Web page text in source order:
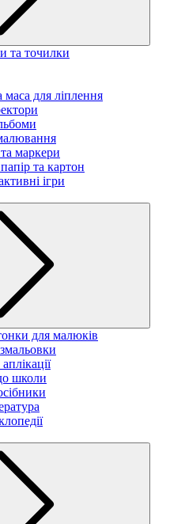
та точилки
маса для ліплення
маркери
та картон
ігри
для малюків
школи